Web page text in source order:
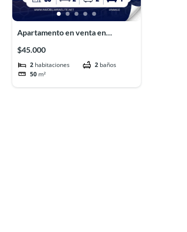
Apartamento en venta en
$45.000
2 habitaciones 2 baños
50 m²